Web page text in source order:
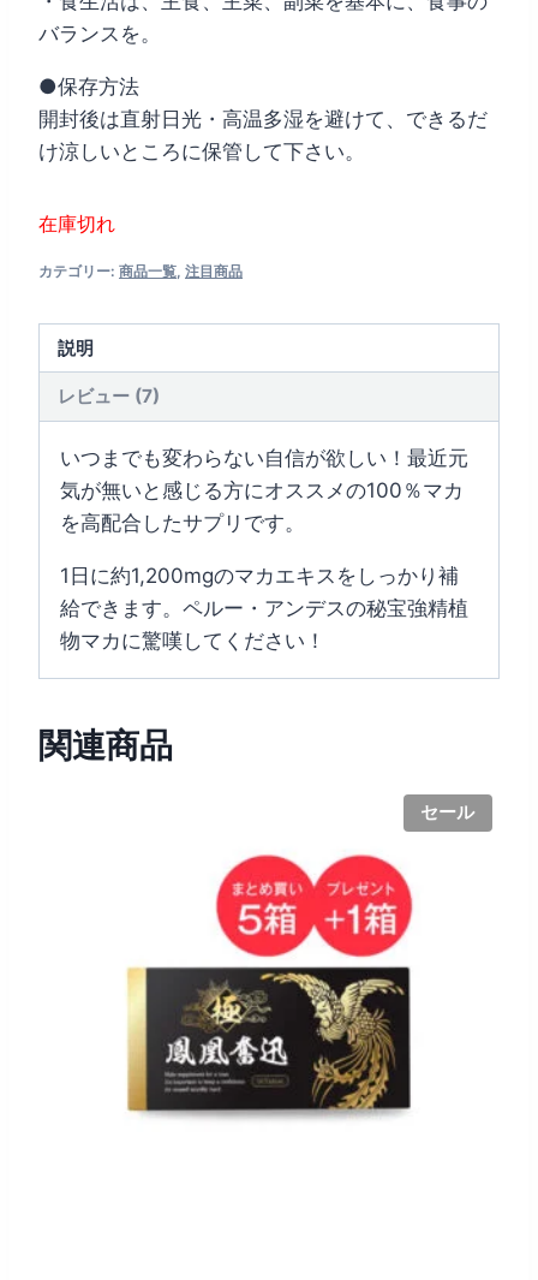
バランスを。
●保存方法
開封後は直射日光・高温多湿を避けて、できるだ
け涼しいところに保管して下さい。
在庫切れ
カテゴリー: 商品一覧 注目商品
説明
レビュー (7)
いつまでも変わらない自信が欲しい！最近元
気が無いと感じる方にオススメの100％マカ
を高配合したサプリです。
1日に約1,200mgのマカエキスをしっかり補
給できます。ペルー・アンデスの秘宝強精植
物マカに驚嘆してください！
関連商品
セール